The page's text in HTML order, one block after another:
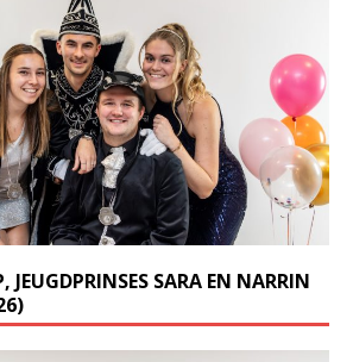
JEUGDPRINSES SARA EN NARRIN